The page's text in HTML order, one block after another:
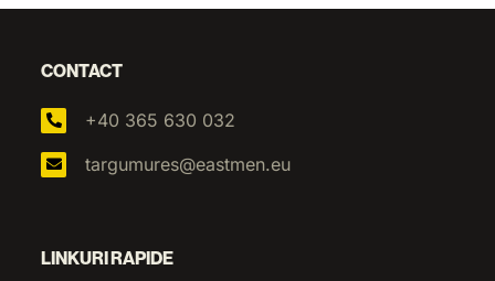
CONTACT
+40 365 630 032
targumures@eastmen.eu
LINKURI RAPIDE